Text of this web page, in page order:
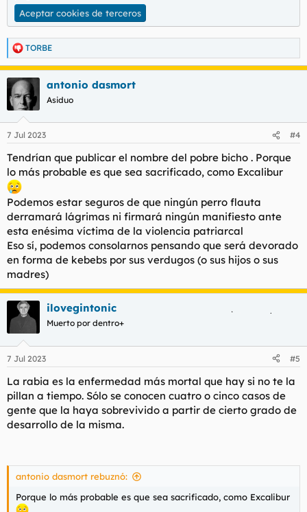
Aceptar cookies de terceros
R
e
a
c
c
i
e
:
TORBE
antonio dasmort
Asiduo
7 Jul 2023 #4
Tendrían que publicar el nombre del pobre bicho . Porque
lo más probable es que sea sacrificado, como Excalibur
Podemos estar seguros de que ningún perro flauta
derramará lágrimas ni firmará ningún manifiesto ante
esta enésima víctima de la violencia patriarcal
Eso sí, podemos consolarnos pensando que será devorado
en forma de kebebs por sus verdugos (o sus hijos o sus
madres)
ilovegintonic
Muerto por dentro+
7 Jul 2023 #5
La rabia es la enfermedad más mortal que hay si no te la
pillan a tiempo. Sólo se conocen cuatro o cinco casos de
gente que la haya sobrevivido a partir de cierto grado de
desarrollo de la misma.
antonio dasmort rebuznó:
Porque lo más probable es que sea sacrificado, como Excalibur